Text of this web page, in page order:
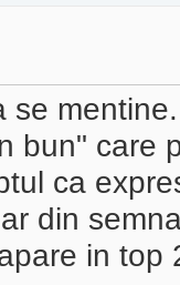
se
bun" care
ca
din
in top